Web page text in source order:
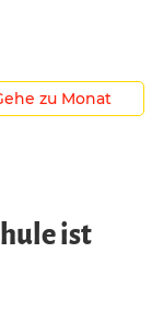
zu Monat
ist